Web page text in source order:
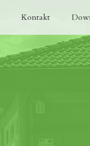
Kontakt